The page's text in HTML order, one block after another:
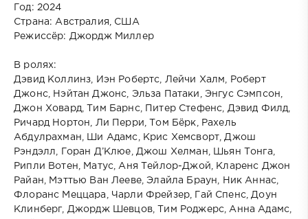
Год: 2024
Страна: Австралия, США
Режиссёр: Джордж Миллер
В ролях:
Дэвид Коллинз, Иэн Робертс, Лейчи Халм, Роберт
Джонс, Нэйтан Джонс, Эльза Патаки, Энгус Сэмпсон,
Джон Ховард, Тим Барнс, Питер Стефенс, Дэвид Филд,
Ричард Нортон, Ли Перри, Том Бёрк, Рахель
Абдулрахман, Ши Адамс, Крис Хемсворт, Джош
Рэндэлл, Горан Д’Клюе, Джош Хелман, Шьян Тонга,
Рипли Вотен, Матус, Аня Тейлор-Джой, Кларенс Джон
Райан, Мэттью Ван Лееве, Элайла Браун, Ник Аннас,
Флоранс Меццара, Чарли Фрейзер, Гай Спенс, Доун
Клинберг, Джордж Шевцов, Тим Роджерс, Анна Адамс,